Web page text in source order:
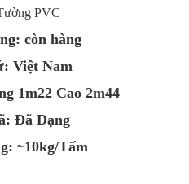
PVC
còn hàng
Việt Nam
1m22 Cao 2m44
Đã Dạng
~10kg/Tấm